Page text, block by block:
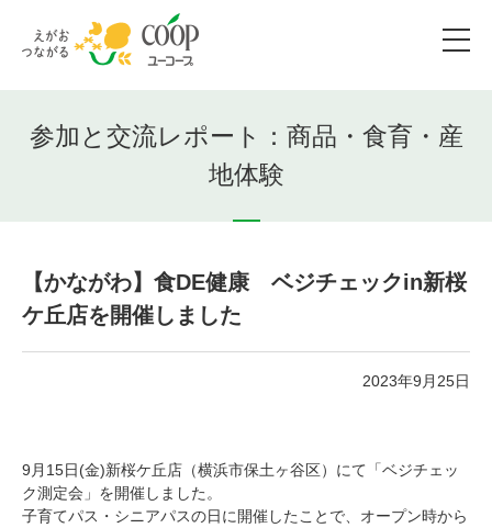
参加と交流レポート：商品・食育・産
地体験
【かながわ】食DE健康 ベジチェックin新桜
ケ丘店を開催しました
2023年9月25日
9月15日(金)新桜ケ丘店（横浜市保土ヶ谷区）にて「ベジチェッ
ク測定会」を開催しました。
子育てパス・シニアパスの日に開催したことで、オープン時から